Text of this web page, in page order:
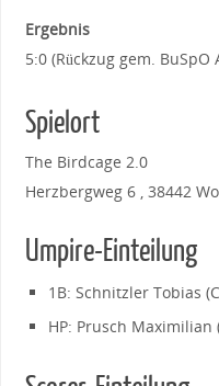
Ergebnis
5:0 (Rückzug gem. BuSpO
Spielort
The Birdcage 2.0
Herzbergweg 6 , 38442
Umpire-Einteilung
1B: Schnitzler Tobias
HP: Prusch Maximilian